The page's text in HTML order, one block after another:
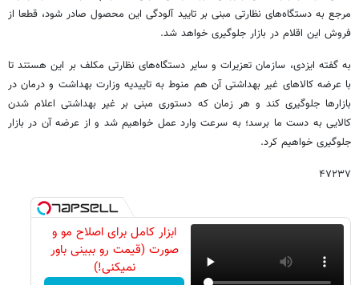
مرجع به دستگاه‌های نظارتی مبنی بر تایید آلودگی این محصول صادر شود، قطعا از
فروش این اقلام در بازار جلوگیری خواهد شد.
به گفته ایزدی، سازمان تعزیرات و سایر دستگاه‌های نظارتی مکلف بر این هستند تا
با عرضه کالاهای غیر بهداشتی آن هم منوط به تاییدیه وزارت بهداشت و درمان در
بازارها جلوگیری کند و هر زمان که دستوری مبنی بر غیر بهداشتی اعلام شدن
کالایی به دست ما برسد؛ به سرعت وارد عمل خواهیم شد و از عرضه آن در بازار
جلوگیری خواهیم کرد.
۴۷۲۳۷
ابزار کامل برای اصلاح مو و
صورت (قیمت رو ببینی باور
نمیکنی!)